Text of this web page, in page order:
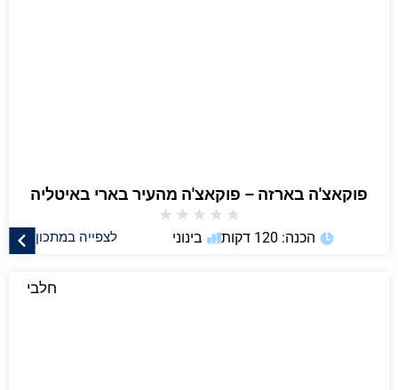
פוקאצ'ה בארזה – פוקאצ'ה מהעיר בארי באיטליה
★
★
★
★
★
לצפייה במתכון הכנה: 120 דקות בינוני
חלבי